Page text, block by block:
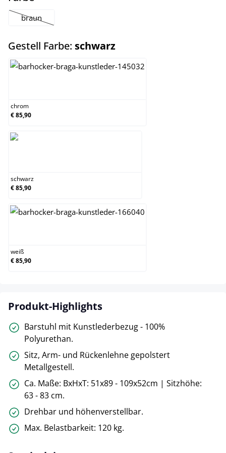
braun
(Diese Option ist zurzeit nicht verfügbar.)
Gestell Farbe: schwarzauswählen
chrom
€ 85,90
schwarz
€ 85,90
weiß
€ 85,90
Produkt-Highlights
Barstuhl mit Kunstlederbezug - 100%
Polyurethan.
Sitz, Arm- und Rückenlehne gepolstert
Metallgestell.
Ca. Maße: BxHxT: 51x89 - 109x52cm | Sitzhöhe:
63 - 83 cm.
Drehbar und höhenverstellbar.
Max. Belastbarkeit: 120 kg.